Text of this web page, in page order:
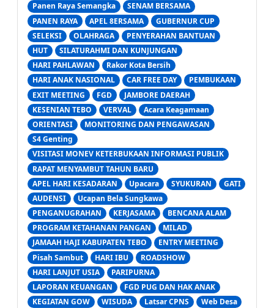
Panen Raya Semangka
SENAM BERSAMA
PANEN RAYA
APEL 8ERSAMA
GUBERNUR CUP
SELEKSI
OLAHRAGA
PENYERAHAN BANTUAN
HUT
SILATURAHMI DAN KUNJUNGAN
HARI PAHLAWAN
Rakor Kota Bersih
HARI ANAK NASIONAL
CAR FREE DAY
PEMBUKAAN
EXIT MEETING
FGD
JAMBORE DAERAH
KESENIAN TEBO
VERVAL
Acara Keagamaan
ORIENTASI
MONITORING DAN PENGAWASAN
S4 Genting
VISITASI MONEV KETERBUKAAN INFORMASI PUBLIK
RAPAT MENYAMBUT TAHUN BARU
APEL HARI KESADARAN
Upacara SYUKURAN
GATI
AUDENSI
Ucapan Bela Sungkawa
PENGANUGRAHAN
KERJASAMA
BENCANA ALAM
PROGRAM KETAHANAN PANGAN
MILAD
JAMAAH HAJI KABUPATEN TEBO
ENTRY MEETING
Pisah Sambut
HARI IBU
ROADSHOW
HARI LANJUT USIA
PARIPURNA
LAPORAN KEUANGAN
FGD PUG DAN HAK ANAK
KEGIATAN GOW
WISUDA Latsar CPNS
Web Desa